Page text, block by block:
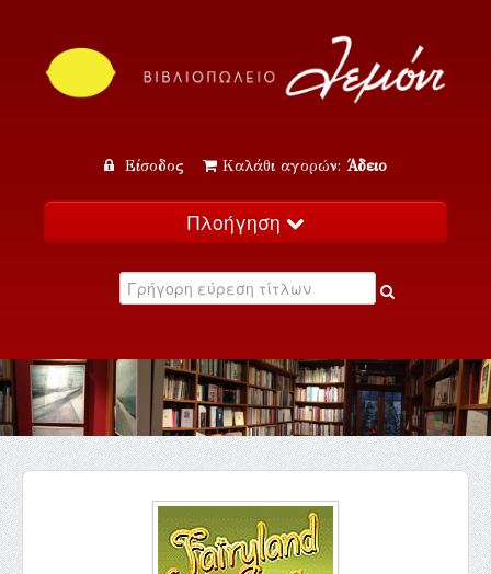
Είσοδος Καλάθι αγορών: Άδειο
Πλοήγηση
Κατάλογος
Εκδηλώσεις
Επικοινωνία